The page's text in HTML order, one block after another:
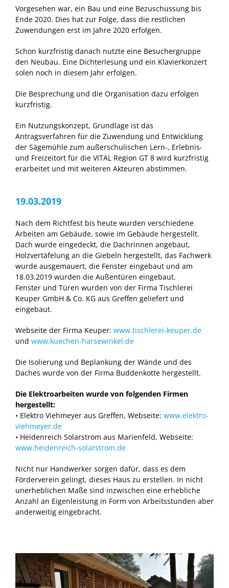
Vorgesehen war, ein Bau und eine Bezuschussung bis
Ende 2020. Dies hat zur Folge, dass die restlichen
Zuwendungen erst im Jahre 2020 erfolgen.
Schon kurzfristig danach nutzte eine Besuchergruppe
den Neubau. Eine Dichterlesung und ein Klavierkonzert
solen noch in diesem Jahr erfolgen.
Die Besprechung und die Organisation dazu erfolgen
kurzfristig.
Ein Nutzungskonzept, Grundlage ist das
Antragsverfahren für die Zuwendung und Entwicklung
der Sägemühle zum außerschulischen Lern-, Erlebnis-
und Freizeitort für die VITAL Region GT 8 wird kurzfristig
erarbeitet und mit weiteren Akteuren abstimmen.
19.03.2019
Nach dem Richtfest bis heute wurden verschiedene
Arbeiten am Gebäude, sowie im Gebäude hergestellt.
Dach wurde eingedeckt, die Dachrinnen angebaut,
Holzvertäfelung an die Giebeln hergestellt, das Fachwerk
wurde ausgemauert, die Fenster eingebaut und am
18.03.2019 wurden die Außentüren eingebaut.
Fenster und Türen wurden von der Firma Tischlerei
Keuper GmbH & Co. KG aus Greffen geliefert und
eingebaut.
Webseite der Firma Keuper: www.tischlerei-keuper.de
und www.kuechen-harsewinkel.de
Die Isolierung und Beplankung der Wände und des
Daches wurde von der Firma Buddenkotte hergestellt.
Die Elektroarbeiten wurde von folgenden Firmen
hergestellt:
• Elektro Viehmeyer aus Greffen, Webseite: www.elektro-
viehmeyer.de
• Heidenreich Solarstrom aus Marienfeld, Webseite:
www.heidenreich-solarstrom.de
Nicht nur Handwerker sorgen dafür, dass es dem
Förderverein gelingt, dieses Haus zu erstellen. In nicht
unerheblichen Maße sind inzwischen eine erhebliche
Anzahl an Eigenleistung in Form von Arbeitsstunden aber
anderweitig eingebracht.